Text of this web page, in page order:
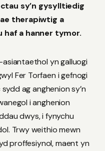
sy’n gysylltiedig
therapiwtig a
haf a hanner tymor.
yn galluogi
Fer Torfaen i gefnogi
ag anghenion sy’n
i anghenion
dwys, i fynychu
Trwy weithio mewn
proffesiynol, maent yn